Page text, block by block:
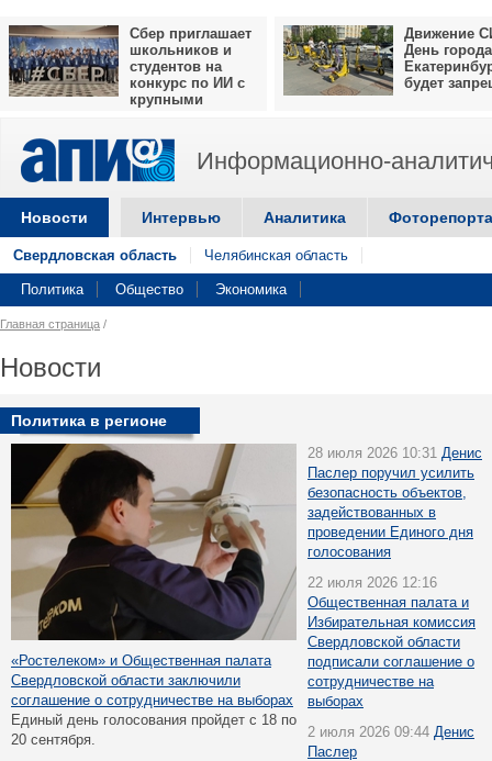
Сбер приглашает
школьников и
студентов на
конкурс по ИИ с
крупными
Движение
День города
будет
Информационно-
Новости Интервью Аналитика
Свердловская область Челябинская область
Политика Общество Экономика
Главная страница /
Новости
Политика в регионе
«Ростелеком» и Общественная палата
Свердловской области заключили
соглашение о сотрудничестве на выборах
Единый день голосования пройдет с 18 по
20 сентября.
28 июля 2026 10:31 Денис
Паслер поручил усилить
безопасность объектов,
задействованных в
проведении Единого дня
голосования
22 июля 2026 12:16
Общественная палата и
Избирательная комиссия
Свердловской области
подписали соглашение о
сотрудничестве на
выборах
2 июля 2026 09:44 Денис
Паслер